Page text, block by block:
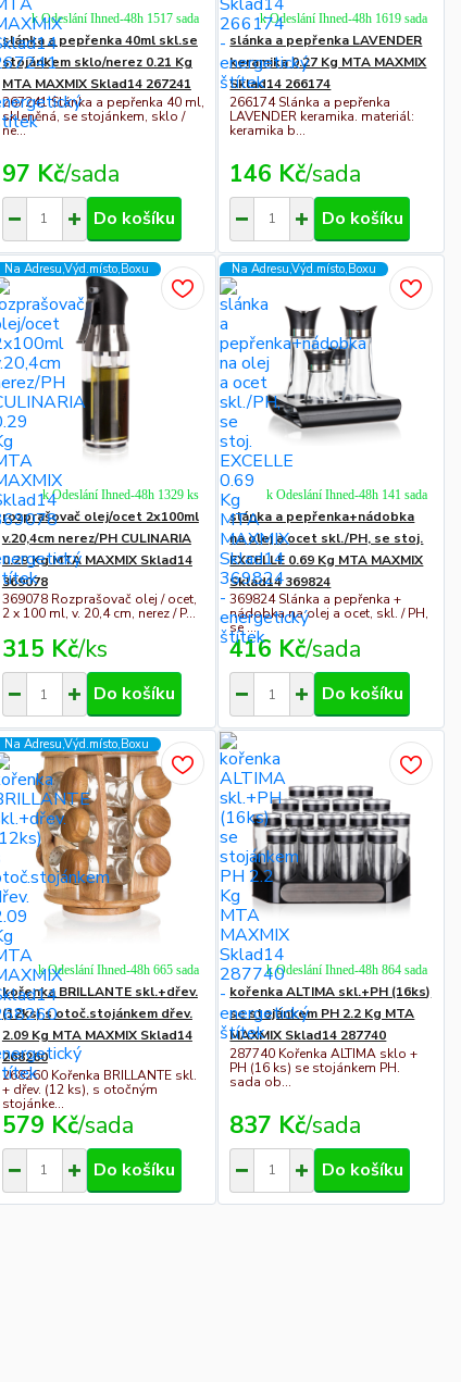
slánka a pepřenka 40ml skl.se
stojánkem sklo/nerez 0.21 Kg
MTA MAXMIX Sklad14 267241
267241 Slánka a pepřenka 40 ml,
skleněná, se stojánkem, sklo /
ne...
97 Kč/sada
k Odeslání Ihned-48h 1517 sada
Do košíku
slánka a pepřenka LAVENDER
keramika 0.27 Kg MTA MAXMIX
Sklad14 266174
266174 Slánka a pepřenka
LAVENDER keramika. materiál:
keramika b...
146 Kč/sada
k Odeslání Ihned-48h 1619 sada
Do košíku
Na Adresu,Výd.místo,Boxu
rozprašovač olej/ocet 2x100ml
v.20,4cm nerez/PH CULINARIA
0.29 Kg MTA MAXMIX Sklad14
369078
369078 Rozprašovač olej / ocet,
2 x 100 ml, v. 20,4 cm, nerez / P...
315 Kč/ks
k Odeslání Ihned-48h 1329 ks
Do košíku
Na Adresu,Výd.místo,Boxu
slánka a pepřenka+nádobka
na olej a ocet skl./PH, se stoj.
EXCELLE 0.69 Kg MTA MAXMIX
Sklad14 369824
369824 Slánka a pepřenka +
nádobka na olej a ocet, skl. / PH,
se ...
416 Kč/sada
k Odeslání Ihned-48h 141 sada
Do košíku
Na Adresu,Výd.místo,Boxu
kořenka BRILLANTE skl.+dřev.
(12ks) s otoč.stojánkem dřev.
2.09 Kg MTA MAXMIX Sklad14
268260
268260 Kořenka BRILLANTE skl.
+ dřev. (12 ks), s otočným
stojánke...
579 Kč/sada
k Odeslání Ihned-48h 665 sada
Do košíku
kořenka ALTIMA skl.+PH (16ks)
se stojánkem PH 2.2 Kg MTA
MAXMIX Sklad14 287740
287740 Kořenka ALTIMA sklo +
PH (16 ks) se stojánkem PH.
sada ob...
837 Kč/sada
k Odeslání Ihned-48h 864 sada
Do košíku